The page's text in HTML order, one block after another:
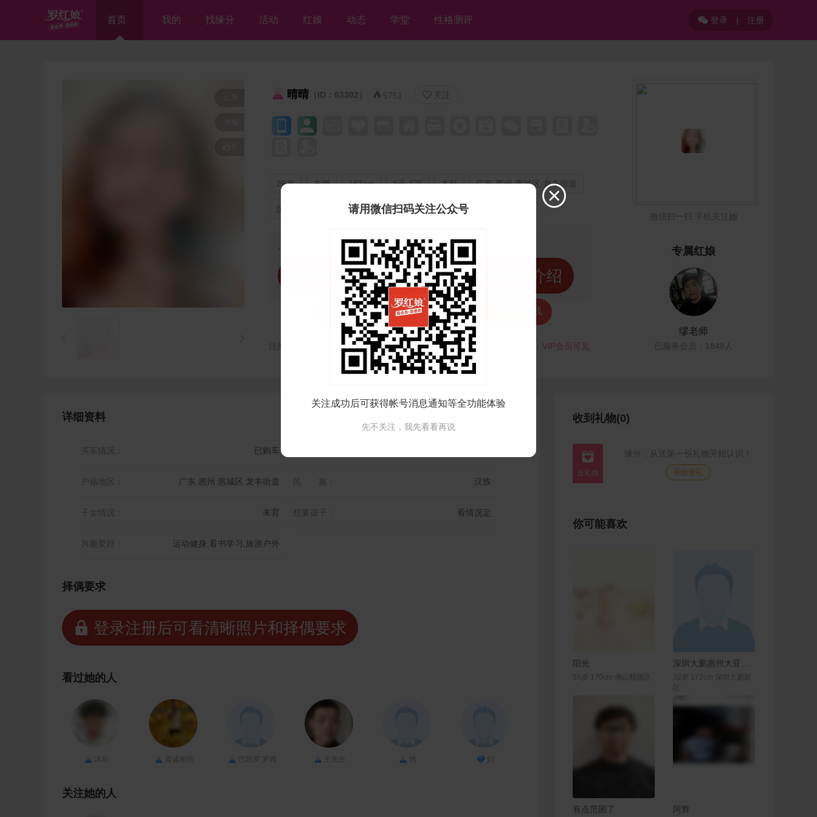
首页 我的 找缘分 活动 红娘 动态 学堂 性格测评 登录 | 注册
晴晴 （ID：63302）  5751  关注
26岁 未婚 163cm 8千-1万 本科 广东 惠州 惠城区 龙丰街道
国企事业单位 与父母同住 期望一年内结婚
个人独白：
 登录注册后可看清晰照片和自我介绍
发私信  打招呼 红娘牵线
VIP会员可见 最后登录时间：VIP会员可见 VIP会员可见
微信扫一扫 手机关注她
专属红娘
缪老师
已服务会员：1848人
详细资料
买车情况： 已购车
户籍地区： 广东 惠州 惠城区 龙丰街道 民 族： 汉族
子女情况： 未育 想要孩子： 看情况定
兴趣爱好： 运动健身,看书学习,旅游户外
择偶要求
 登录注册后可看清晰照片和择偶要求
看过她的人
真诚相待 巴勃罗.罗姆
关注她的人
收到礼物(0)
 缘分，从送第一份礼物开始认识！
开始送礼
你可能喜欢
阳光
55岁 170cm 佛山顺德区
联系Ta
32岁 172cm 深圳大鹏新
区
联系Ta
有点范困了 阿辉

请用微信扫码关注公众号
关注成功后可获得帐号消息通知等全功能体验
先不关注，我先看看再说